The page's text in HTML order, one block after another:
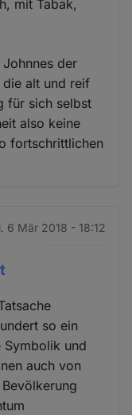
mit Tabak,
Johnnes der
die alt und reif
für sich selbst
also keine
fortschrittlichen
6 Mär 2018 - 18:12
so ein
Symbolik und
auch von